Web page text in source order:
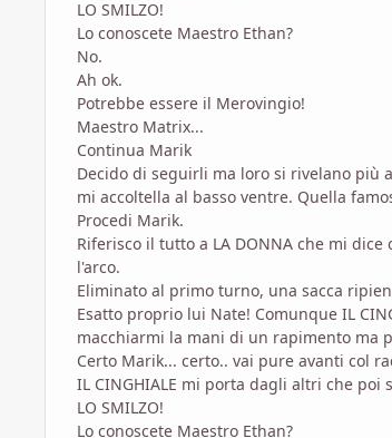
LO SMILZO!
Lo conoscete Maestro Ethan?
No.
Ah ok.
Potrebbe essere il Merovingio!
Maestro Matrix...
Continua Marik
Decido di seguirli ma loro si rivelano più
mi accoltella al basso ventre. Quella
Procedi Marik.
Riferisco il tutto a LA DONNA che mi
l'arco.
Eliminato al primo turno, una sacca
Esatto proprio lui Nate! Comunque IL
macchiarmi la mani di un rapimento ma
Certo Marik... certo.. vai pure avanti col
IL CINGHIALE mi porta dagli altri che
LO SMILZO!
Lo conoscete Maestro Ethan?